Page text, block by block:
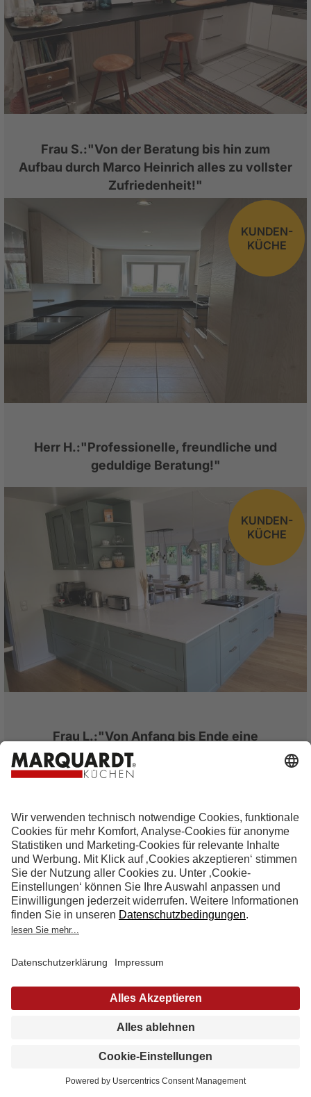
vereinbaren
anfordern
finden
Frau S.:"Von der Beratung bis hin zum
Aufbau durch Marco Heinrich alles zu vollster
Zufriedenheit!"
KUNDEN-
KÜCHE
Herr H.:"Professionelle, freundliche und
geduldige Beratung!"
KUNDEN-
KÜCHE
Frau L.:"Von Anfang bis Ende eine
hervorragende Betreuung!"
KÜCHE
Fam. Ghotbi:"Ein Traum! Wir sind mehr als